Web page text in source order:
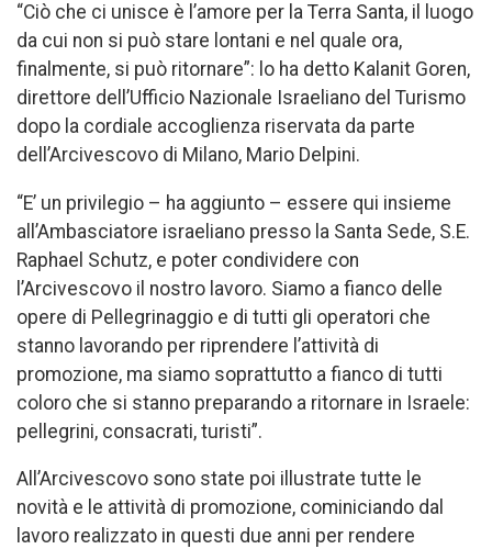
“Ciò che ci unisce è l’amore per la Terra Santa, il luogo
da cui non si può stare lontani e nel quale ora,
finalmente, si può ritornare”: lo ha detto Kalanit Goren,
direttore dell’Ufficio Nazionale Israeliano del Turismo
dopo la cordiale accoglienza riservata da parte
dell’Arcivescovo di Milano, Mario Delpini.
“E’ un privilegio – ha aggiunto – essere qui insieme
all’Ambasciatore israeliano presso la Santa Sede, S.E.
Raphael Schutz, e poter condividere con
l’Arcivescovo il nostro lavoro. Siamo a fianco delle
opere di Pellegrinaggio e di tutti gli operatori che
stanno lavorando per riprendere l’attività di
promozione, ma siamo soprattutto a fianco di tutti
coloro che si stanno preparando a ritornare in Israele:
pellegrini, consacrati, turisti”.
All’Arcivescovo sono state poi illustrate tutte le
novità e le attività di promozione, cominiciando dal
lavoro realizzato in questi due anni per rendere